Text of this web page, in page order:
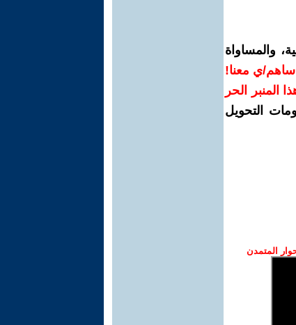
والمساواة
ساهم/ي معنا!
المنبر الحر
التحويل
المتمدن